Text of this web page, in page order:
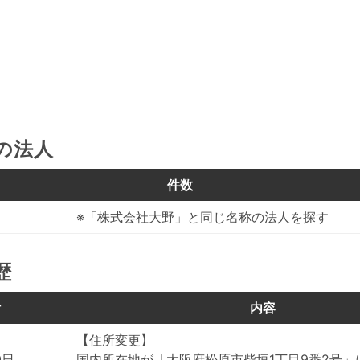
法人
件数
※「株式会社大野」と同じ名称の法人を探す
内容
【住所変更】